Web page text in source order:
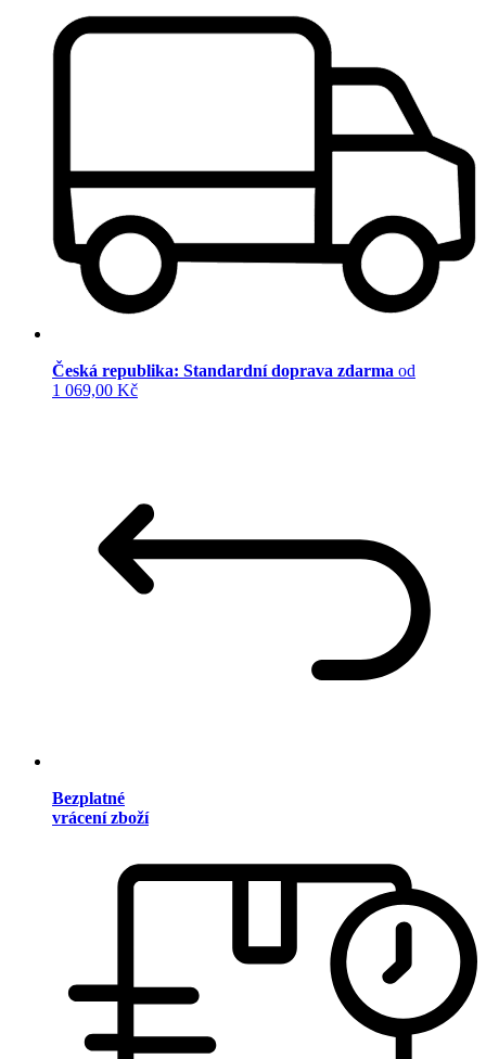
Česká republika: Standardní doprava zdarma od
1 069,00 Kč
Bezplatné
vrácení zboží